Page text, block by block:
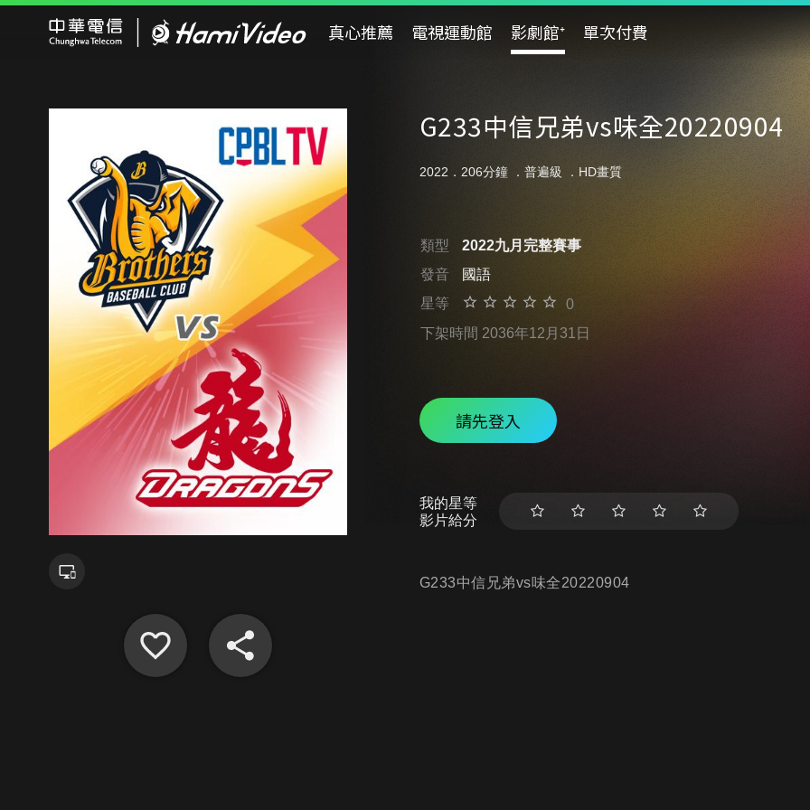
真心推薦 電視運動館 影劇館⁺ 單次付費
G233中信兄弟vs味全20220904
2022．206分鐘 ． 普遍級 ．HD畫質
類型
2022九月完整賽事
發音
國語
星等
0
下架時間 2036年12月31日
請先登入
我的星等
影片給分
G233中信兄弟vs味全20220904